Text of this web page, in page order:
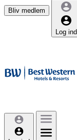
Bliv medlem
Log ind